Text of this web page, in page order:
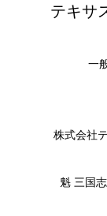
テキサ
一
株式会社
魁 三国